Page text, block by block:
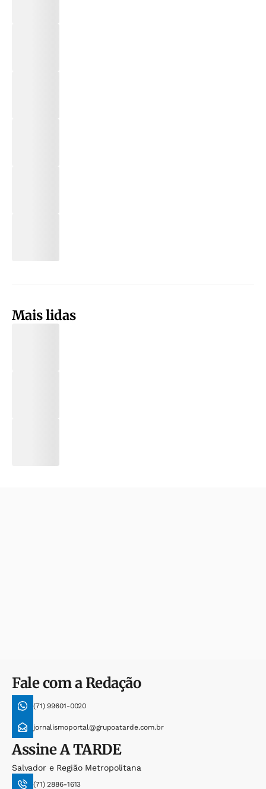
Mais lidas
Fale com a Redação
(71) 99601-0020
jornalismoportal@grupoatarde.com.br
AssineA TARDE
Salvador e Região Metropolitana
(71) 2886-1613